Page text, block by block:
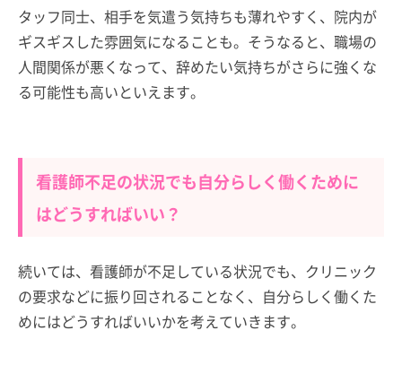
タッフ同士、相手を気遣う気持ちも薄れやすく、院内が
ギスギスした雰囲気になることも。そうなると、職場の
人間関係が悪くなって、辞めたい気持ちがさらに強くな
る可能性も高いといえます。
看護師不足の状況でも自分らしく働くために
はどうすればいい？
続いては、看護師が不足している状況でも、クリニック
の要求などに振り回されることなく、自分らしく働くた
めにはどうすればいいかを考えていきます。